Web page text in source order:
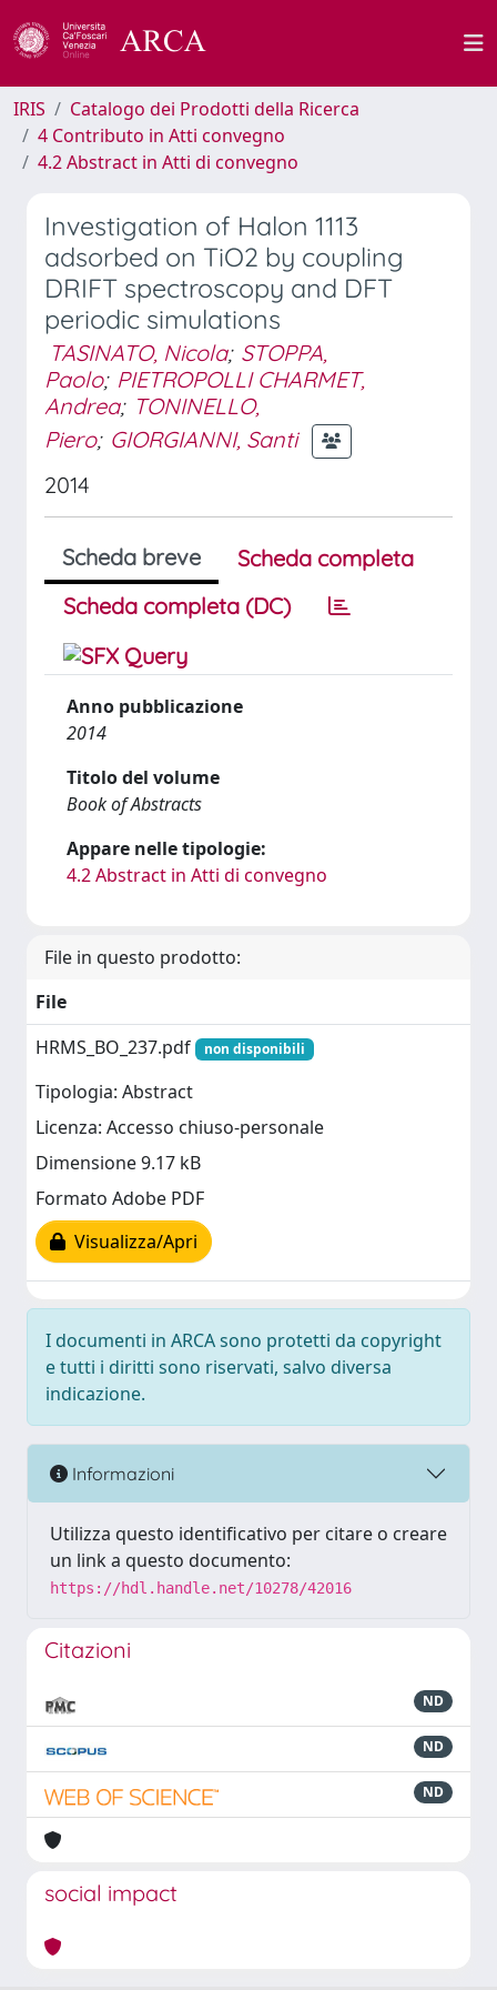
IRIS
Catalogo dei Prodotti della Ricerca
4 Contributo in Atti convegno
4.2 Abstract in Atti di convegno
Investigation of Halon 1113
adsorbed on TiO2 by coupling
DRIFT spectroscopy and DFT
periodic simulations
TASINATO, Nicola; STOPPA,
Paolo; PIETROPOLLI CHARMET,
Andrea; TONINELLO,
Piero; GIORGIANNI, Santi
2014
Scheda breve
Scheda completa
Scheda completa (DC)
Anno pubblicazione
2014
Titolo del volume
Book of Abstracts
Appare nelle tipologie:
4.2 Abstract in Atti di convegno
File in questo prodotto:
File
HRMS_BO_237.pdf
non disponibili
Tipologia: Abstract
Licenza: Accesso chiuso-personale
Dimensione 9.17 kB
Formato Adobe PDF
Visualizza/Apri
I documenti in ARCA sono protetti da copyright
e tutti i diritti sono riservati, salvo diversa
indicazione.
Informazioni
Utilizza questo identificativo per citare o creare
un link a questo documento:
https://hdl.handle.net/10278/42016
Citazioni
ND
ND
ND
social impact